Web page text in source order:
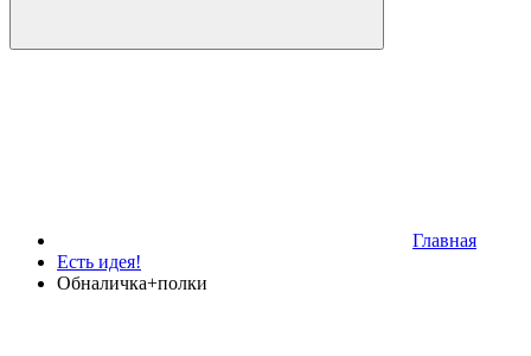
Главная
Есть идея!
Обналичка+полки